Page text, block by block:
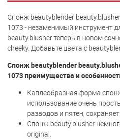
Спонж beautyblender
1073 - незаменимый инструмент
beauty.blusher теперь в новом
cheeky. Добавьте цвета с
Спонж beautyblender
1073 преимущества и
Каплеобразная форма
использование очень
разводов и пятен,
Спонж beauty.blusher
original.